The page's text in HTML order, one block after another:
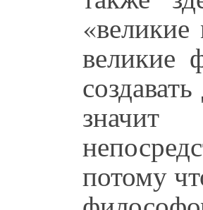
великие
потому